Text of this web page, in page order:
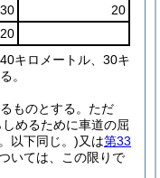
20
キロメートル、30キ
。
ものとする。 ただ
めるために車道の屈
以下同じ。)又は第33
いては、この限りで